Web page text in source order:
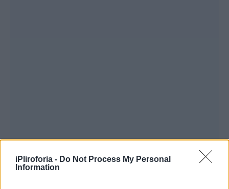
iPliroforia - Do Not Process My Personal
Information